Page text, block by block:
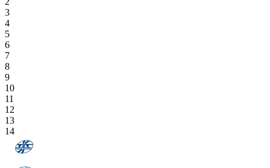
3
4
5
6
7
8
9
10
11
12
13
14